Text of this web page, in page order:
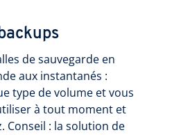
de sauvegarde en
aux instantanés :
type de volume et vous
à tout moment et
Conseil : la solution de